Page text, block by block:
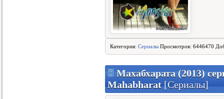
Категория: Сериалы Просмотров: 6446470
Махабхарата (2013)
Mahabharat[Сериалы]